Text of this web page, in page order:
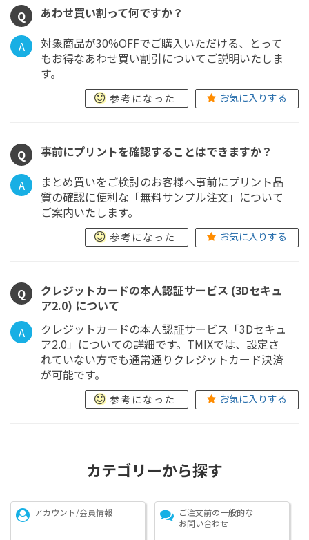
Q あわせ買い割って何ですか？
A
対象商品が30%OFFでご購入いただける、とって
もお得なあわせ買い割引についてご説明いたしま
す。
参考になった お気に入りする
Q 事前にプリントを確認することはできますか？
A
まとめ買いをご検討のお客様へ事前にプリント品
質の確認に便利な「無料サンプル注文」について
ご案内いたします。
参考になった お気に入りする
Q
クレジットカードの本人認証サービス (3Dセキュ
ア2.0) について
A
クレジットカードの本人認証サービス「3Dセキュ
ア2.0」についての詳細です。TMIXでは、設定さ
れていない方でも通常通りクレジットカード決済
が可能です。
参考になった お気に入りする
カテゴリーから探す
アカウント/会員情報
ご注文前の一般的な
お問い合わせ